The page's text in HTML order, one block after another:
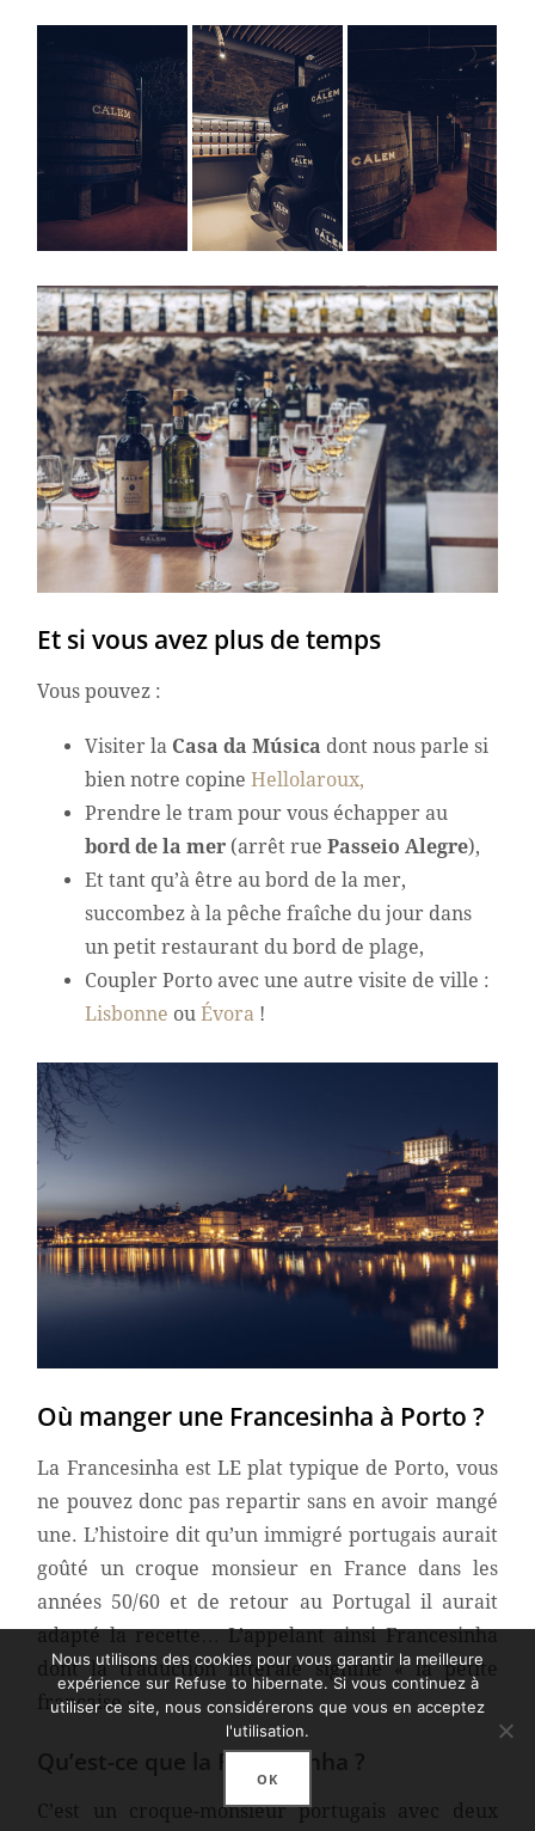
Et si vous avez plus de temps
Vous pouvez :
Visiter la Casa da Música dont nous parle si
bien notre copineHellolaroux,
Prendre le tram pour vous échapper au
bord de la mer (arrêt ruePasseio Alegre),
Et tant qu’à être au bord de la mer,
succombez à la pêche fraîche du jour dans
un petit restaurant du bord de plage,
Coupler Porto avec une autre visite de ville :
Lisbonne ouÉvora !
Où manger une Francesinha à Porto ?
La Francesinha est LE plat typique de Porto, vous
ne pouvez donc pas repartir sans en avoir mangé
une. L’histoire dit qu’un immigré portugais aurait
goûté un croque monsieur en France dans les
années 50/60 et de retour au Portugal il aurait
adapté la recette… L’appelant ainsi Francesinha
dont la traduction littérale signifie « la petite
française ».
Qu’est-ce que la Francesinha ?
C’est un croque-monsieur portugais avec deux
Nous utilisons des cookies pour vous garantir la meilleure
expérience sur Refuse to hibernate. Si vous continuez à
utiliser ce site, nous considérerons que vous en acceptez
l'utilisation.
OK